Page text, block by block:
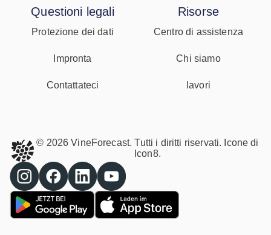
Questioni legali
Protezione dei dati
Impronta
Contattateci
Risorse
Centro di assistenza
Chi siamo
lavori
© 2026 VineForecast. Tutti i diritti riservati. Icone di
Icon8.